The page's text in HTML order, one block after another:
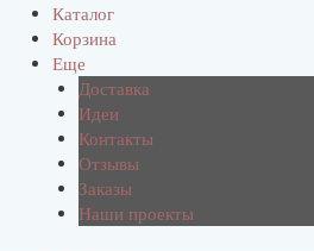
Каталог
Корзина
Еще
Доставка
Идеи
Контакты
Отзывы
Заказы
Наши проекты